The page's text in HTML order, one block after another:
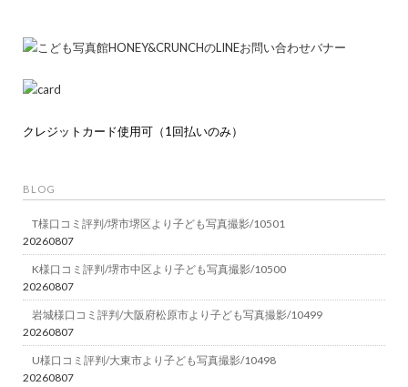
クレジットカード使用可（1回払いのみ）
BLOG
T様口コミ評判/堺市堺区より子ども写真撮影/10501
20260807
K様口コミ評判/堺市中区より子ども写真撮影/10500
20260807
岩城様口コミ評判/大阪府松原市より子ども写真撮影/10499
20260807
U様口コミ評判/大東市より子ども写真撮影/10498
20260807